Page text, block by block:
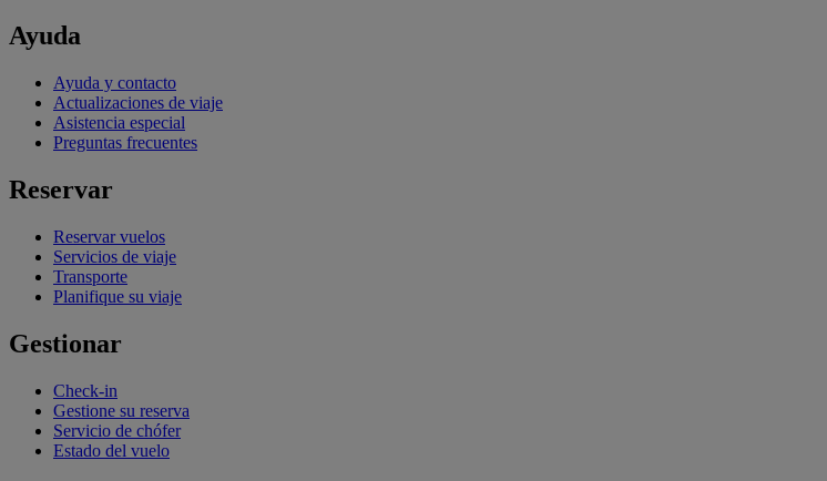
Ayuda
Ayuda y contacto
Actualizaciones de viaje
Asistencia especial
Preguntas frecuentes
Reservar
Reservar vuelos
Servicios de viaje
Transporte
Planifique su viaje
Gestionar
Check-in
Gestione su reserva
Servicio de chófer
Estado del vuelo